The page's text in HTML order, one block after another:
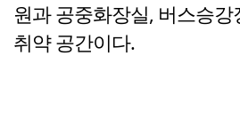
원과 공중화장실, 버스승강
취약 공간이다.